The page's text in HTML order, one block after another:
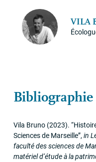
VILA
Bibliographie
Vila Bruno (2023).
Sciences de Marseille”,in
faculté des sciences de
matériel d’étude à la